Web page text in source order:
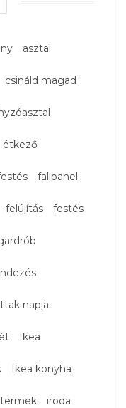
asztal
csináld magad
étkező
falipanel
felújítás festés
napja
Ikea
Ikea konyha
iroda